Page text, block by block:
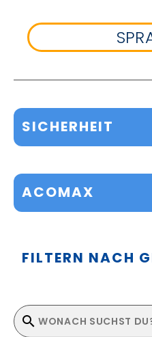
SICHERHEIT
ACOMAX
FILTERN NACH